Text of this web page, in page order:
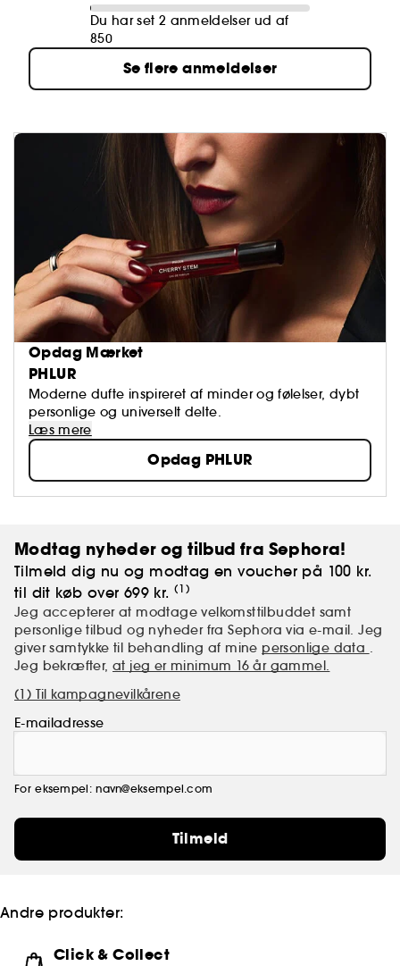
Du har set 2 anmeldelser ud af
850
Se flere anmeldelser
Opdag Mærket
PHLUR
Moderne dufte inspireret af minder og følelser, dybt
personlige og universelt delte.
Læs mere
Opdag PHLUR
Modtag nyheder og tilbud fra Sephora!
Tilmeld dig nu og modtag en voucher på 100 kr.
til dit køb over 699 kr. (1)
Jeg accepterer at modtage velkomsttilbuddet samt
personlige tilbud og nyheder fra Sephora via e-mail. Jeg
giver samtykke til behandling af mine personlige data .
Jeg bekræfter,at jeg er minimum 16 år gammel.
(1) Til kampagnevilkårene
E-mailadresse
For eksempel: navn@eksempel.com
Tilmeld
Andre produkter:
Click & Collect